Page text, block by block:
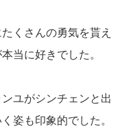
くさんの勇気を貰え
当に好きでした。
ユがシンチェンと出
姿も印象的でした。